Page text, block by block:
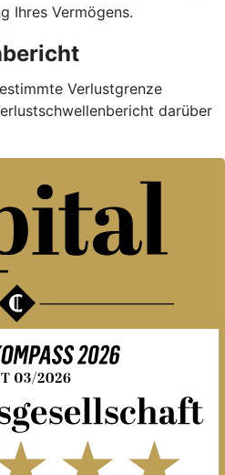
Ihres Vermögens.
Verlustgrenze
darüber